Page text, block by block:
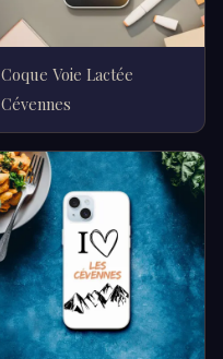
Coque Voie Lactée
Cévennes